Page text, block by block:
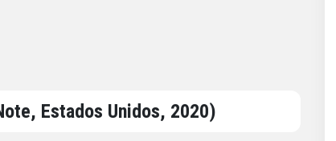
Estados Unidos, 2020)